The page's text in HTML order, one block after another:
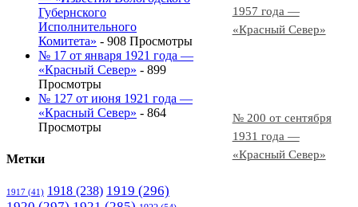
1957 года —
«Красный Север»
№ 200 от сентября
1931 года —
«Красный Север»
Губернского
Исполнительного
Комитета» - 908 Просмотры
№ 17 от января 1921 года —
«Красный Север» - 899
Просмотры
№ 127 от июня 1921 года —
«Красный Север» - 864
Просмотры
Метки
1917 (41) 1918 (238) 1919 (296)